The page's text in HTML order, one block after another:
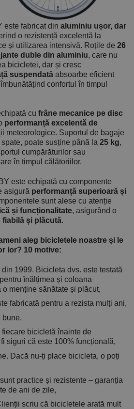
este fabricat din aluminiu ușor, dar
o rezistență excelentă la
și utilizarea intensivă. Roțile de 26
jante duble din aluminiu, care nu
bicicletei, dar și cresc
suspendată absoarbe eficient
confortul în timpul
cu frâne mecanice pe disc
performanță excelentă de
meteorologice. Suportul de bagaje
poate susține până la 25 kg,
cumpărăturilor sau
în timpul călătoriilor.
este echipată cu componente
asigură performanță superioară și
sunt alese cu atenție
și funcționalitate, asigurând o
fiabilă și plăcută.
aleg bicicletele noastre și le
lor? 10 motive:
1999. Bicicleta dvs. este testată
înălțimea și coloana
o menține sănătate și plăcut,
fabricată pentru a rezista mulți ani,
bune,
bicicletă înainte de
siguri că este 100% funcțională,
Dacă nu-ți place bicicleta, o poți
practice și rezistente – garanția
de ani de zile,
scriu că bicicletele arată mult